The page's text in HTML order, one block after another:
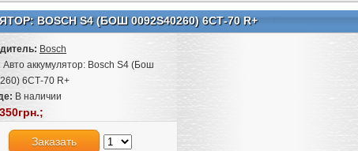
BOSCH S4 (БОШ 0092S40260) 6СТ-70 R+
Bosch
Авто аккумулятор: Bosch S4 (Бош
6СТ-70 R+
В наличии
Заказать